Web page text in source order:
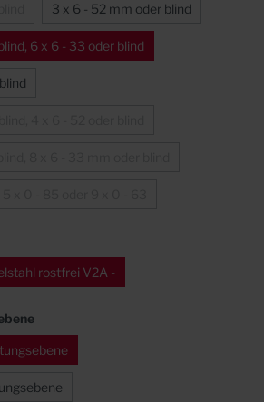
3 x 6 - 52 mm oder blind
6 x 6 - 33 oder blind
rostfrei V2A -